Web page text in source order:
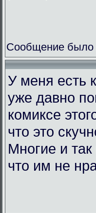
Сообщение было
У меня есть
уже давно
комиксе
что это
Многие и так
что им не